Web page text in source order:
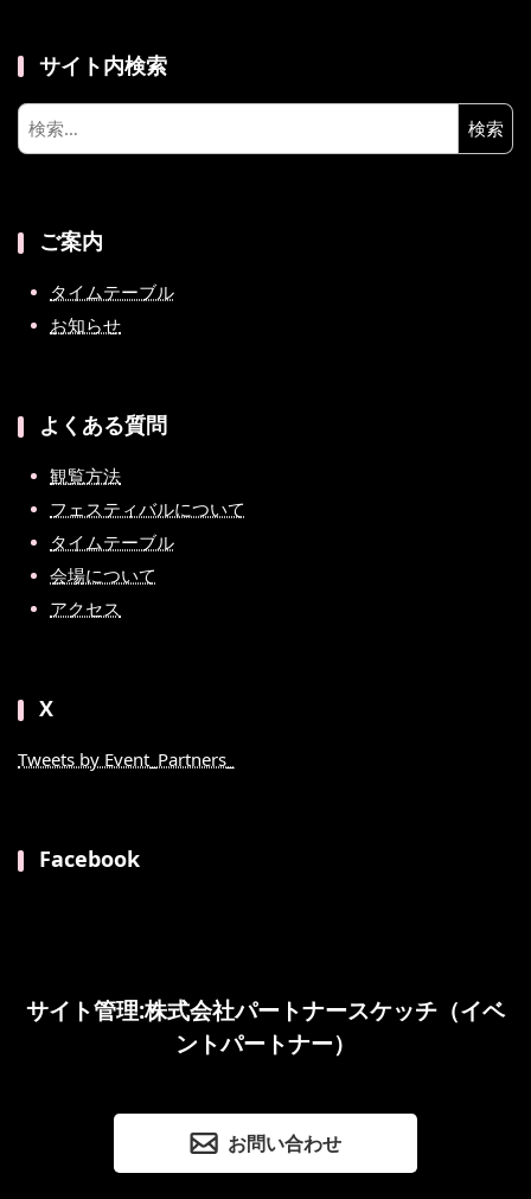
サイト内検索
検
索:
ご案内
タイムテーブル
お知らせ
よくある質問
観覧方法
フェスティバルについて
タイムテーブル
会場について
アクセス
X
Tweets by Event_Partners_
Facebook
サイト管理:株式会社パートナースケッチ（イベ
ントパートナー）
お問い合わせ